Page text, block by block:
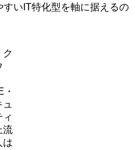
いIT特化型を軸に据えるの
ク
・
ィ
流
は